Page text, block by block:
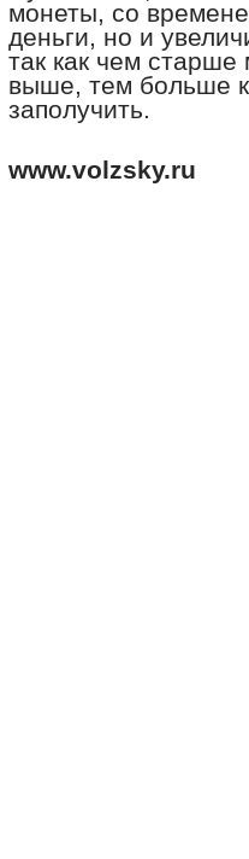
монеты, со
деньги, но и
так как чем
выше, тем больше
заполучить.
www.volzsky.ru